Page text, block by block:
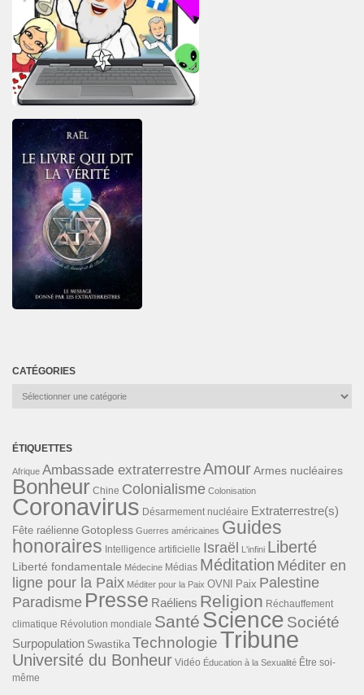
CATÉGORIES
Catégories
ÉTIQUETTES
Afrique Ambassade extraterrestreAmourArmes nucléaires
Bonheur Chine Colonialisme Colonisation
Coronavirus Désarmement nucléaire Extraterrestre(s)
Fête raélienne Gotopless Guerres américaines Guides
honoraires Intelligence artificielle Israël L'infini Liberté
Liberté fondamentale Médecine Médias Méditation Méditer en
ligne pour la Paix Méditer pour la Paix OVNI Paix Palestine
Paradisme Presse Raéliens Religion Réchauffement
climatique Révolution mondiale Santé Science Société
Surpopulation Swastika TechnologieTribune
Université du Bonheur Vidéo Éducation à la Sexualité Être soi-
même